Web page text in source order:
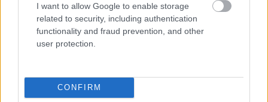
I want to allow Google to enable storage
related to security, including authentication
functionality and fraud prevention, and other
user protection.
CONFIRM
Šīm 3 zodiaka zīmēm
augusts būs īsts
murgs – esi gatavs jau